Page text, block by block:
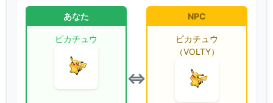
あなた
ピカチュウ
⇔
NPC
ピカチュウ
（VOLTY）